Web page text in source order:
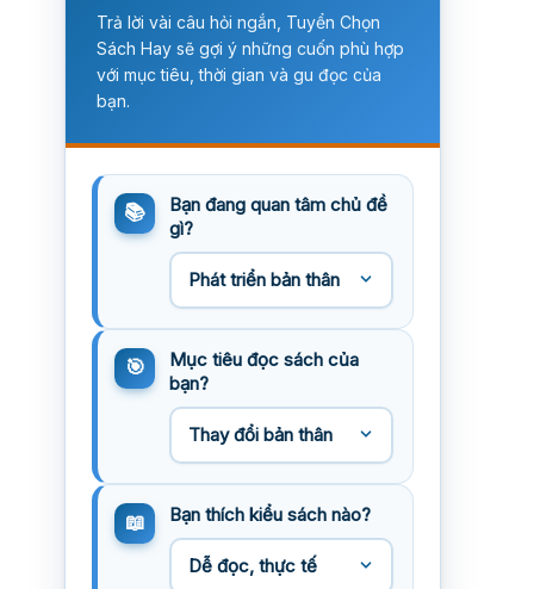
Trả lời vài câu hỏi ngắn, Tuyển Chọn
Sách Hay sẽ gợi ý những cuốn phù hợp
với mục tiêu, thời gian và gu đọc của
bạn.
Bạn đang quan tâm chủ đề
gì?
Mục tiêu đọc sách của
bạn?
Bạn thích kiểu sách nào?